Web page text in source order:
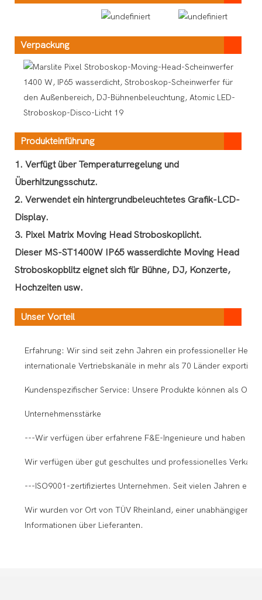
Verpackung
Produkteinführung
1. Verfügt über Temperaturregelung und
Überhitzungsschutz.
2. Verwendet ein hintergrundbeleuchtetes Grafik-LCD-
Display.
3. Pixel Matrix Moving Head Stroboskoplicht.
Dieser MS-ST1400W IP65 wasserdichte Moving Head
Stroboskopblitz eignet sich für Bühne, DJ, Konzerte,
Hochzeiten usw.
Unser Vorteil
Erfahrung: Wir sind seit zehn Jahren ein professioneller
internationale Vertriebskanäle in mehr als 70 Länder
Kundenspezifischer Service: Unsere Produkte können als
Unternehmensstärke
---Wir verfügen über erfahrene F&E-Ingenieure und haben
Wir verfügen über gut geschultes und professionelles
---ISO9001-zertifiziertes Unternehmen. Seit vielen Jahren eine
Wir wurden vor Ort von TÜV Rheinland, einer unabhängigen
Informationen über Lieferanten.